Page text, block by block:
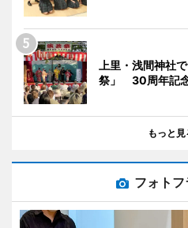
上里・浅間神社
祭」 30周年記
もっと見
フォト